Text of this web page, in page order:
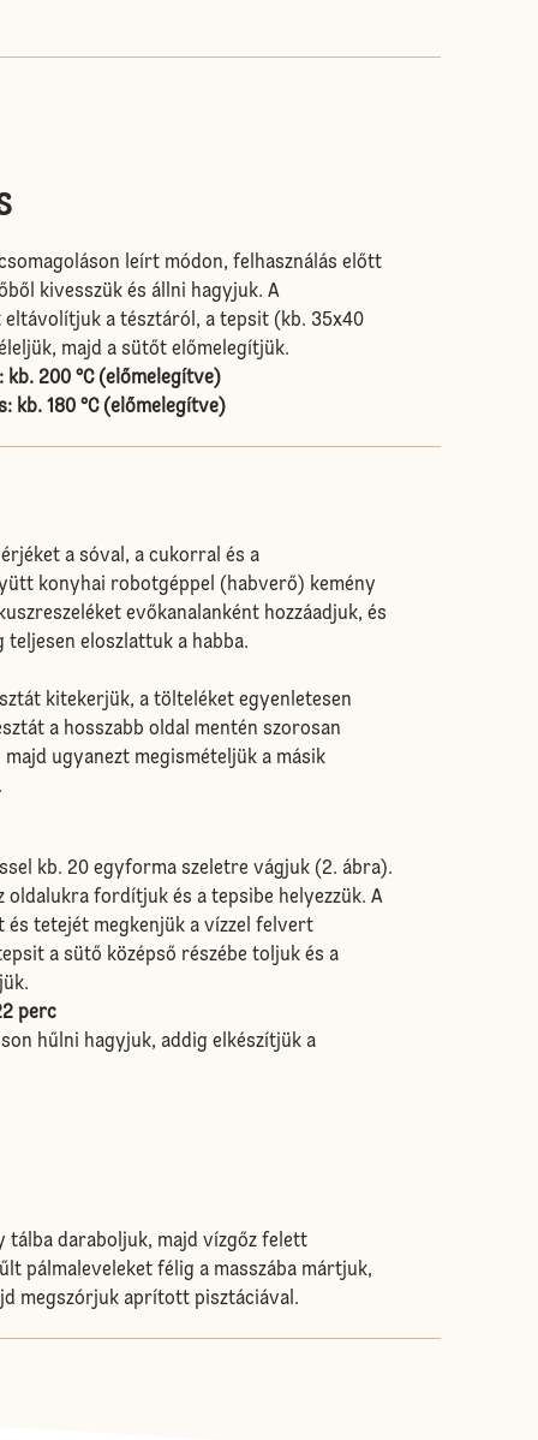
leírt módon, felhasználás előtt
kivesszük és állni hagyjuk. A
eltávolítjuk a tésztáról, a tepsit (kb. 35x40
majd a sütőt előmelegítjük.
200 °C (előmelegítve)
kb. 180 °C (előmelegítve)
a sóval, a cukorral és a
konyhai robotgéppel (habverő) kemény
evőkanalanként hozzáadjuk, és
teljesen eloszlattuk a habba.
kitekerjük, a tölteléket egyenletesen
a hosszabb oldal mentén szorosan
ugyanezt megismételjük a másik
kb. 20 egyforma szeletre vágjuk (2. ábra).
oldalukra fordítjuk és a tepsibe helyezzük. A
és tetejét megkenjük a vízzel felvert
a sütő középső részébe toljuk és a
perc
hűlni hagyjuk, addig elkészítjük a
tálba daraboljuk, majd vízgőz felett
pálmaleveleket félig a masszába mártjuk,
megszórjuk aprított pisztáciával.